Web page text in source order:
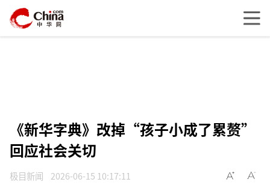
《新华字典》改掉“孩子小成了累赘”
回应社会关切
极目新闻 2026-06-15 10:17:11